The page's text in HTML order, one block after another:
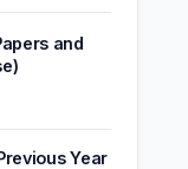
and
Year